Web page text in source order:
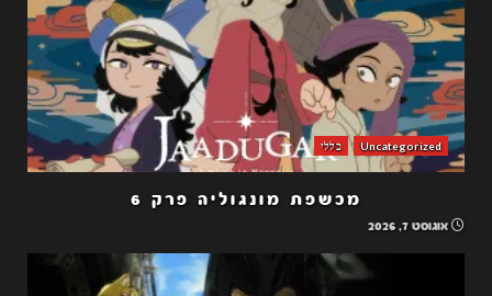
Uncategorized כללי
מכשפת מונגוליה פרק 6
אוגוסט 7, 2026